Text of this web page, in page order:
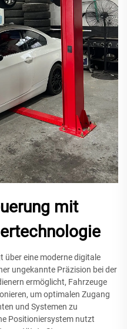
mit
über eine moderne digitale
ungekannte Präzision bei der
ermöglicht, Fahrzeuge
um optimalen Zugang
und Systemen zu
Positioniersystem nutzt